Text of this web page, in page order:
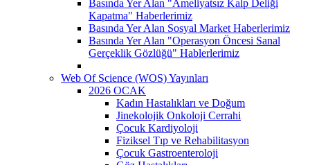
Basında Yer Alan "Ameliyatsız Kalp Deliği
Kapatma" Haberlerimiz
Basında Yer Alan Sosyal Market Haberlerimiz
Basında Yer Alan "Operasyon Öncesi Sanal
Gerçeklik Gözlüğü" Hablerlerimiz
Web Of Science (WOS) Yayınları
2026 OCAK
Kadın Hastalıkları ve Doğum
Jinekolojik Onkoloji Cerrahi
Çocuk Kardiyoloji
Fiziksel Tıp ve Rehabilitasyon
Çocuk Gastroenteroloji